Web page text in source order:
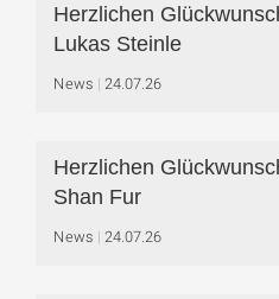
Herzlichen
Lukas Steinle
News 24.07.26
Herzlichen
Shan Fur
News 24.07.26